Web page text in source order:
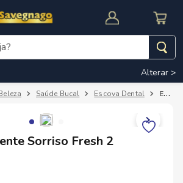
DESCONTO
Alterar >
Saúde Bucal Escova Dental Escova de Dente Sorriso Fresh 2 unidades
Sorriso Fresh 2